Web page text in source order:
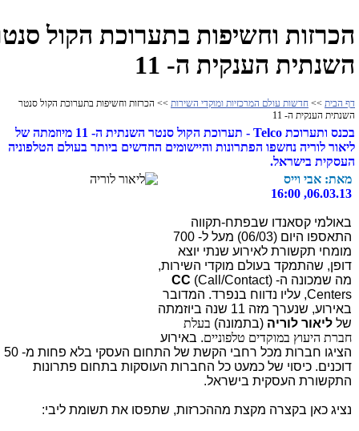
הכרזות וחשיפות בתערוכת הקול
השנתית הענקית ה- 11
דף הבית >> חדשות עולם המרכזיות ומוקדי השירות >> הכרזות וחשיפות בתערוכת הקול סנטר
השנתית הענקית ה- 11
בכנס ותערוכת Telco - תערוכת הקול סנטר השנתית ה- 11 מיוזמתה של
ליאור לוריה נחשפו הפתרונות והיישומים החדשים ביותר בעולם הטלפוניה
העסקית בישראל.
מאת: אבי וייס
06.03.13, 16:00
באולמי קסאנדו שבפתח-תקווה
התאספו היום (06/03) מעל ל- 700
מומחי תקשורת לאירוע שנתי יוצא
דופן, שהתמקד בעולם מוקדי השירות,
מה שמכונה ה- (
CC (Call/Contact
Centers, עליו נדווח בנפרד. המדובר
באירוע, שנערך מזה 11 שנה ביוזמתה
של ליאור לוריה (בתמונה) בעלת
חברת היעוץ במוקדים טלפוניים. באירוע
הציגו חברות מכל רחבי הקשת של התחום העסקי בלא פחות מ- 50
דוכנים. כיסוי של כמעט כל החברות העוסקות בתחום פתרונות
התקשורת העסקית בישראל.
נציג כאן בקצרה מקצת מההכרזות, שתפסו את תשומת ליבי: